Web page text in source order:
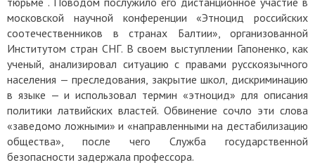
московской научной конференции «Этноцид российских
соотечественников в странах Балтии», организованной
Институтом стран СНГ. В своем выступлении Гапоненко, как
ученый, анализировал ситуацию с правами русскоязычного
населения — преследования, закрытие школ, дискриминацию
в языке — и использовал термин «этноцид» для описания
политики латвийских властей. Обвинение сочло эти слова
«заведомо ложными» и «направленными на дестабилизацию
общества», после чего Служба государственной
безопасности задержала профессора.